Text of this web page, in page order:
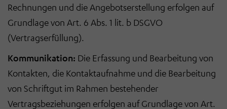
Rechnungen und die Angebotserstellung erfolgen auf
Grundlage von Art. 6 Abs. 1 lit. b DSGVO
(Vertragserfüllung).
Kommunikation: Die Erfassung und Bearbeitung von
Kontakten, die Kontaktaufnahme und die Bearbeitung
von Schriftgut im Rahmen bestehender
Vertragsbeziehungen erfolgen auf Grundlage von Art.